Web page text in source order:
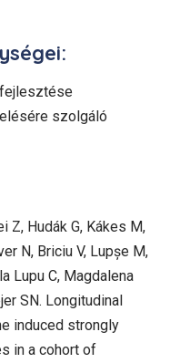
szolgáló
Z, Hudák G, Kákes M,
N, Briciu V, Lupșe M,
Lupu C, Magdalena
SN. Longitudinal
induced strongly
in a cohort of